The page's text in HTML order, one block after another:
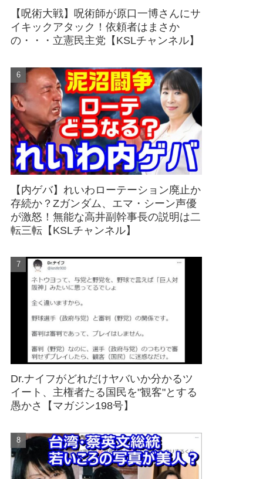
【呪術大戦】呪術師が原口一博さんにサ
イキックアタック！依頼者はまさか
の・・・立憲民主党【KSLチャンネル】
【内ゲバ】れいわローテーション廃止か
存続か？Zガンダム、エマ・シーン声優
が激怒！無能な高井副幹事長の説明は二
転三転【KSLチャンネル】
Dr.ナイフがどれだけヤバいか分かるツ
イート、主権者たる国民を"観客"とする
愚かさ【マガジン198号】